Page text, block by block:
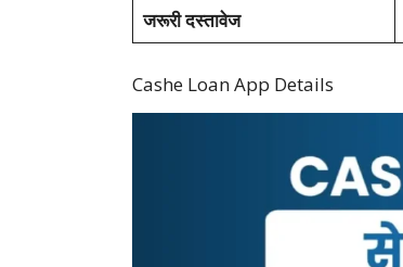
जरूरी दस्तावेज
Cashe Loan App Details